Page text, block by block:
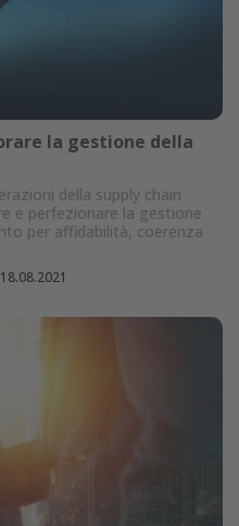
la gestione della
della supply chain
e perfezionare la gestione
per affidabilità, coerenza
18.08.2021